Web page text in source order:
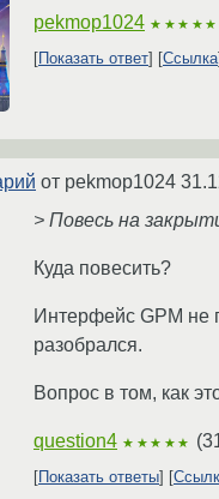
pekmop1024 ★★★★★
Показать ответ Ссылка
от pekmop1024
> Повесь на
Куда повесить?
Интерфейс GPM не
разобрался.
Вопрос в том, как
question4 ★★★★★ (
Показать ответы